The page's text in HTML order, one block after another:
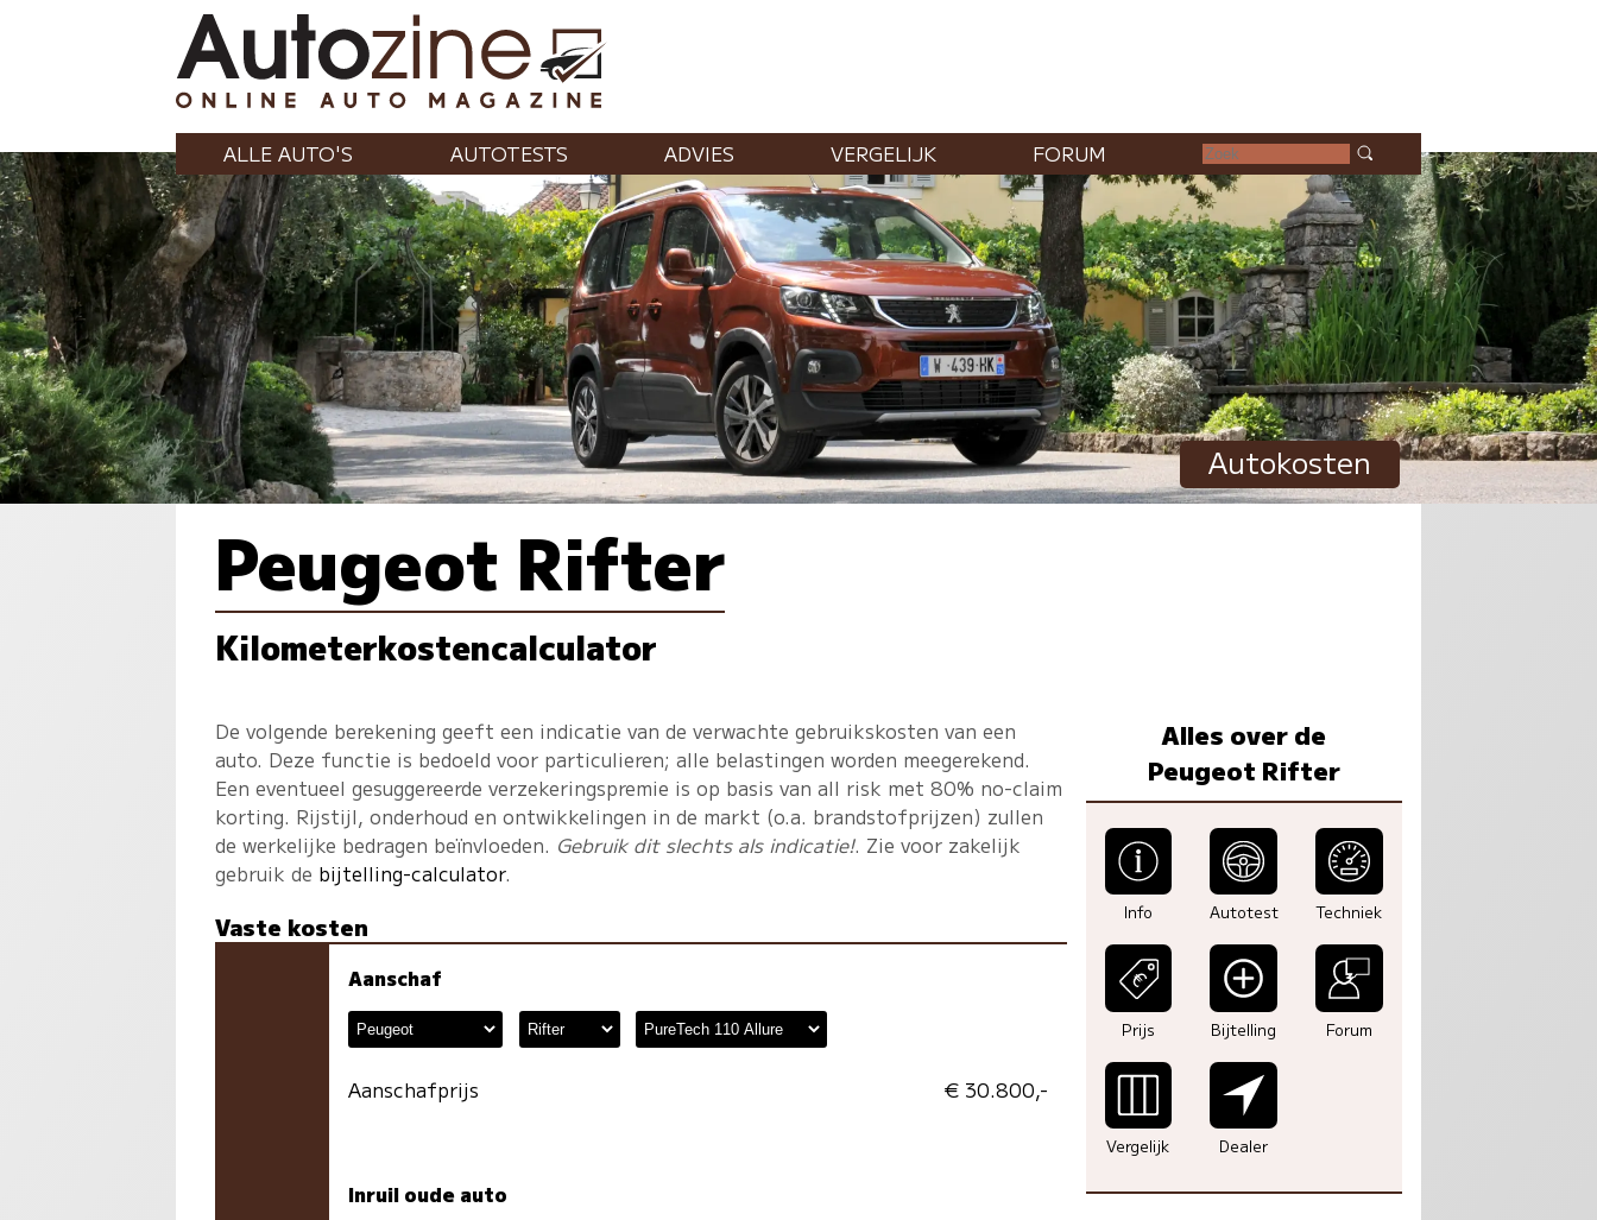
ALLE AUTO'S AUTOTESTS ADVIES VERGELIJK FORUM
Autokosten
Peugeot Rifter
Kilometerkostencalculator
De volgende berekening geeft een indicatie van de verwachte gebruikskosten van een
auto. Deze functie is bedoeld voor particulieren; alle belastingen worden meegerekend.
Een eventueel gesuggereerde verzekeringspremie is op basis van all risk met 80% no-claim
korting. Rijstijl, onderhoud en ontwikkelingen in de markt (o.a. brandstofprijzen) zullen
de werkelijke bedragen beïnvloeden. Gebruik dit slechts als indicatie!. Zie voor zakelijk
gebruik de bijtelling-calculator.
Vaste kosten
Aanschaf
Aanschafprijs € 30.800,-
Inruil oude auto
Alles over de
Peugeot Rifter
Info Autotest Techniek
Prijs Bijtelling Forum
Vergelijk Dealer